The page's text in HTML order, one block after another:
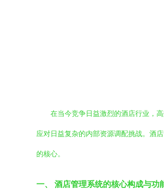
在当今竞争日益激烈的酒店行业，
应对日益复杂的内部资源调配挑战。酒
的核心。
一、 酒店管理系统的核心构成与功